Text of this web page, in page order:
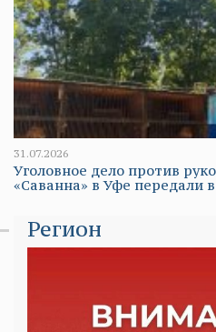
31.07.2026
Уголовное дело против
«Саванна» в Уфе передали
Регион